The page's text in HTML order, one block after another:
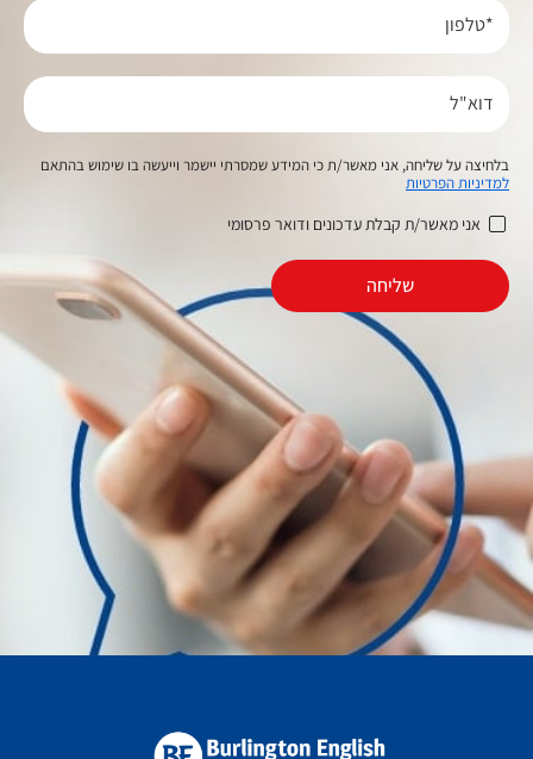
*טלפון
דוא"ל
בלחיצה על שליחה, אני מאשר/ת כי המידע שמסרתי יישמר וייעשה בו שימוש בהתאם
למדיניות הפרטיות
אני מאשר/ת קבלת עדכונים ודואר פרסומי
שליחה